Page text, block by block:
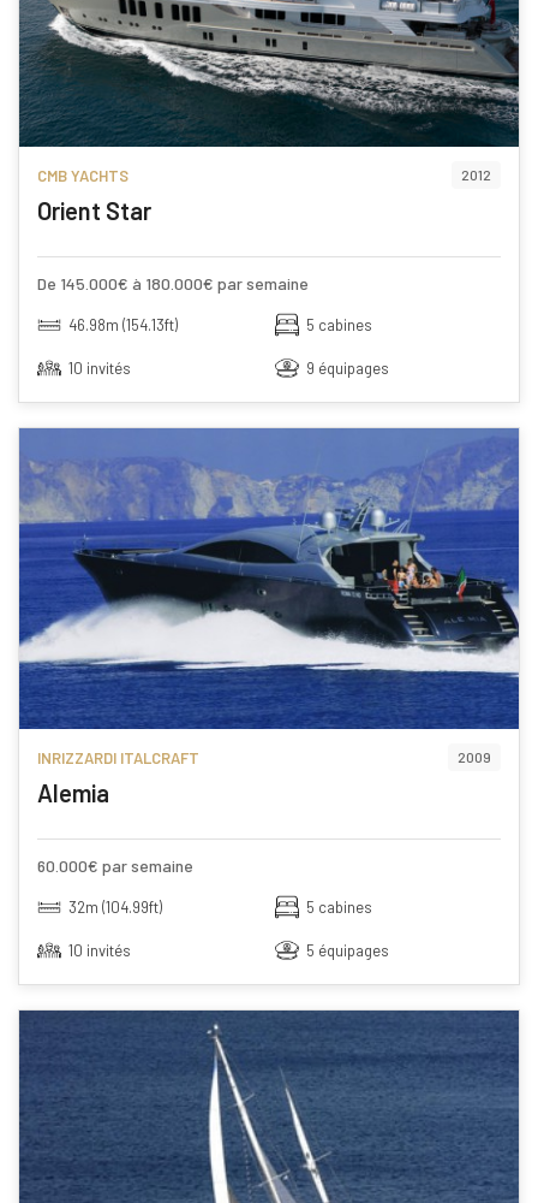
CMB YACHTS 2012
Orient Star
De 145.000€ à 180.000€ par semaine
46.98m (154.13ft) 5 cabines
10 invités 9 équipages
INRIZZARDI ITALCRAFT 2009
Alemia
60.000€ par semaine
32m (104.99ft) 5 cabines
10 invités 5 équipages